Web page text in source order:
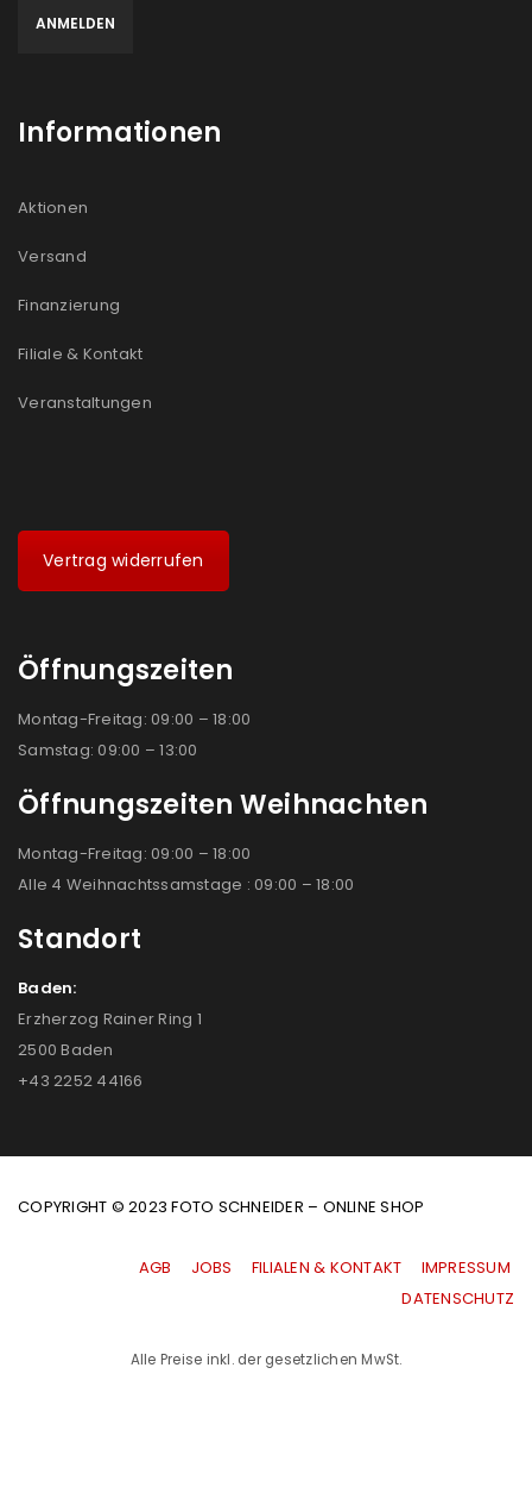
Informationen
Aktionen
Versand
Finanzierung
Filiale & Kontakt
Veranstaltungen
Vertrag widerrufen
Öffnungszeiten
Montag-Freitag: 09:00 – 18:00
Samstag: 09:00 – 13:00
Öffnungszeiten Weihnachten
Montag-Freitag: 09:00 – 18:00
Alle 4 Weihnachtssamstage : 09:00 – 18:00
Standort
Baden:
Erzherzog Rainer Ring 1
2500 Baden
+43 2252 44166
COPYRIGHT © 2023 FOTO SCHNEIDER – ONLINE SHOP
AGB JOBS FILIALEN & KONTAKT
IMPRESSUM
|DATENSCHUTZ
Alle Preise inkl. der gesetzlichen MwSt.